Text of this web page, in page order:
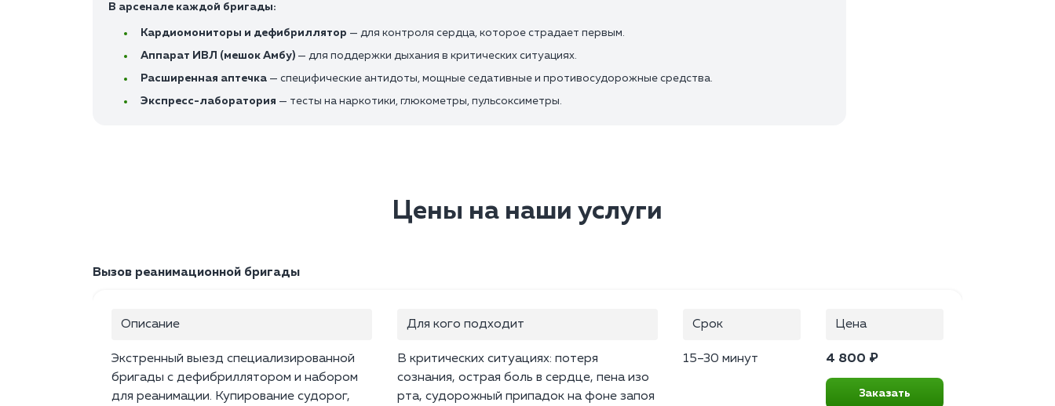
В арсенале каждой бригады:
Кардиомониторы и дефибриллятор — для контроля сердца, которое страдает первым.
Аппарат ИВЛ (мешок Амбу) — для поддержки дыхания в критических ситуациях.
Расширенная аптечка — специфические антидоты, мощные седативные и противосудорожные средства.
Экспресс-лаборатория — тесты на наркотики, глюкометры, пульсоксиметры.
Цены на наши услуги
Вызов реанимационной бригады
Описание
Экстренный выезд специализированной
бригады с дефибриллятором и набором
для реанимации. Купирование судорог,
Для кого подходит
В критических ситуациях: потеря
сознания, острая боль в сердце, пена изо
рта, судорожный припадок на фоне запоя
Срок
15–30 минут
Цена
4 800 ₽
Заказать